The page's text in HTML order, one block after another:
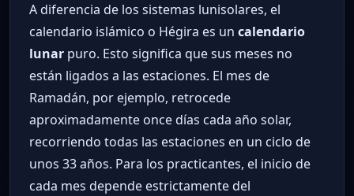
A diferencia de los sistemas lunisolares, el
calendario islámico o Hégira es un calendario
lunar puro. Esto significa que sus meses no
están ligados a las estaciones. El mes de
Ramadán, por ejemplo, retrocede
aproximadamente once días cada año solar,
recorriendo todas las estaciones en un ciclo de
unos 33 años. Para los practicantes, el inicio de
cada mes depende estrictamente del